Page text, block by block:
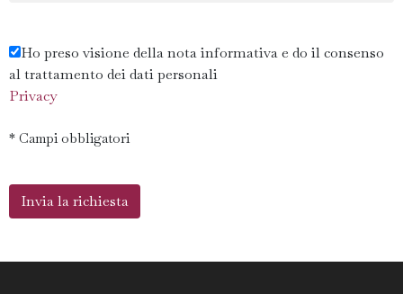
Ho preso visione della nota informativa e do il consenso
al trattamento dei dati personali
Privacy
* Campi obbligatori